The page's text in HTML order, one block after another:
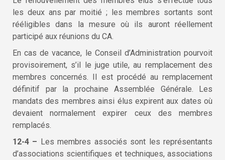
les deux ans par moitié ; les membres sortants sont
rééligibles dans la mesure où ils auront réellement
participé aux réunions du CA.
En cas de vacance, le Conseil d’Administration pourvoit
provisoirement, s’il le juge utile, au remplacement des
membres concernés. Il est procédé au remplacement
définitif par la prochaine Assemblée Générale. Les
mandats des membres ainsi élus expirent aux dates où
devaient normalement expirer ceux des membres
remplacés.
12-4 – Les membres associés sont les représentants
d’associations scientifiques et techniques, associations